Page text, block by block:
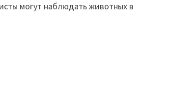
могут наблюдать животных в